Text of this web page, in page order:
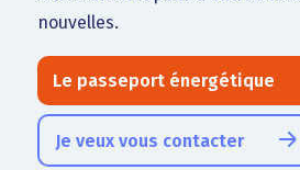
nouvelles.
Le passeport énergétique
Je veux vous contacter